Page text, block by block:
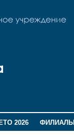
2026 ФИЛИАЛЫ